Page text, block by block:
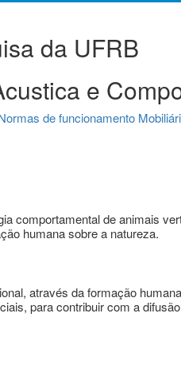
da UFRB
e
de funcionamento
comportamental de animais
humana sobre a natureza.
através da formação
para contribuir com a